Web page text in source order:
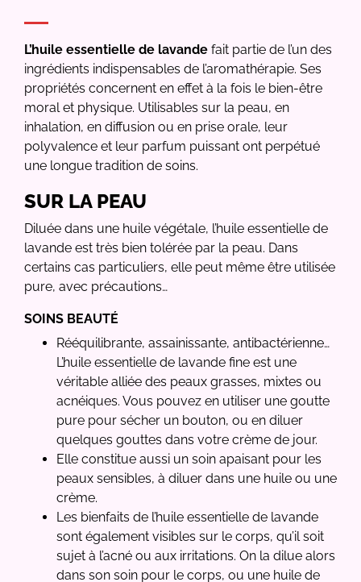
L’huile essentielle de lavande fait partie de l’un des
ingrédients indispensables de l’aromathérapie. Ses
propriétés concernent en effet à la fois le bien-être
moral et physique. Utilisables sur la peau, en
inhalation, en diffusion ou en prise orale, leur
polyvalence et leur parfum puissant ont perpétué
une longue tradition de soins.
SUR LA PEAU
Diluée dans une huile végétale, l’huile essentielle de
lavande est très bien tolérée par la peau. Dans
certains cas particuliers, elle peut même être utilisée
pure, avec précautions…
SOINS BEAUTÉ
Rééquilibrante, assainissante, antibactérienne…
L’huile essentielle de lavande fine est une
véritable alliée des peaux grasses, mixtes ou
acnéiques. Vous pouvez en utiliser une goutte
pure pour sécher un bouton, ou en diluer
quelques gouttes dans votre crème de jour.
Elle constitue aussi un soin apaisant pour les
peaux sensibles, à diluer dans une huile ou une
crème.
Les bienfaits de l’huile essentielle de lavande
sont également visibles sur le corps, qu’il soit
sujet à l’acné ou aux irritations. On la dilue alors
dans son soin pour le corps, ou une huile de